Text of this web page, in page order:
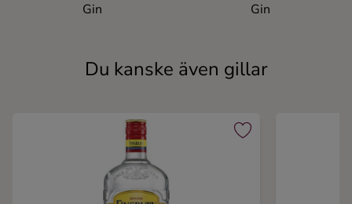
Gin
Gin
Du kanske även gillar